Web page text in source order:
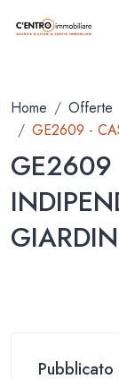
Home
Offerte
GE2609 -
GE2609
Pubblicato